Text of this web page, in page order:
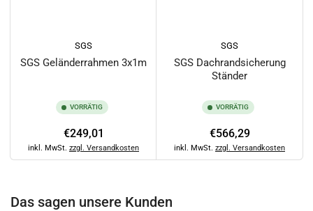
SGS
SGS Geländerrahmen 3x1m
VORRÄTIG
Normaler
Preis
€249,01
inkl. MwSt. zzgl. Versandkosten
SGS
SGS Dachrandsicherung
Ständer
VORRÄTIG
Normaler
Preis
€566,29
inkl. MwSt. zzgl. Versandkosten
Das sagen unsere Kunden